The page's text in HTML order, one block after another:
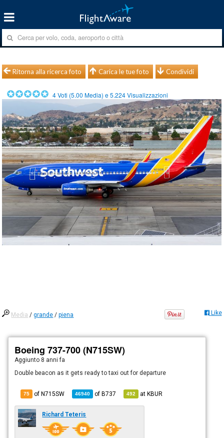
Ritorna alla ricerca foto Carica le tue foto Condividi
4Voti (5.00 Media) e5.224Visualizzazioni
Media /grande /piena Like
Boeing 737-700 (N715SW)
Aggiunto 8 anni fa
Double beacon as it gets ready to taxi out for departure
75 of N715SW 46940 ofB737 492 atKBUR
Richard Teteris